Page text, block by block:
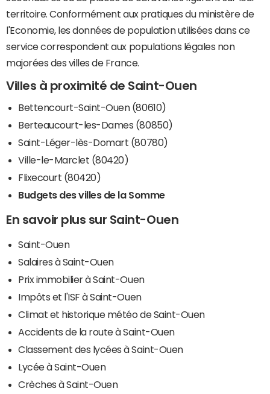
territoire. Conformément aux pratiques du ministère de
l'Economie, les données de population utilisées dans ce
service correspondent aux populations légales non
majorées des villes de France.
Villes à proximité de Saint-Ouen
Bettencourt-Saint-Ouen (80610)
Berteaucourt-les-Dames (80850)
Saint-Léger-lès-Domart (80780)
Ville-le-Marclet (80420)
Flixecourt (80420)
Budgets des villes de la Somme
En savoir plus sur Saint-Ouen
Saint-Ouen
Salaires à Saint-Ouen
Prix immobilier à Saint-Ouen
Impôts et l'ISF à Saint-Ouen
Climat et historique météo de Saint-Ouen
Accidents de la route à Saint-Ouen
Classement des lycées à Saint-Ouen
Lycée à Saint-Ouen
Crèches à Saint-Ouen